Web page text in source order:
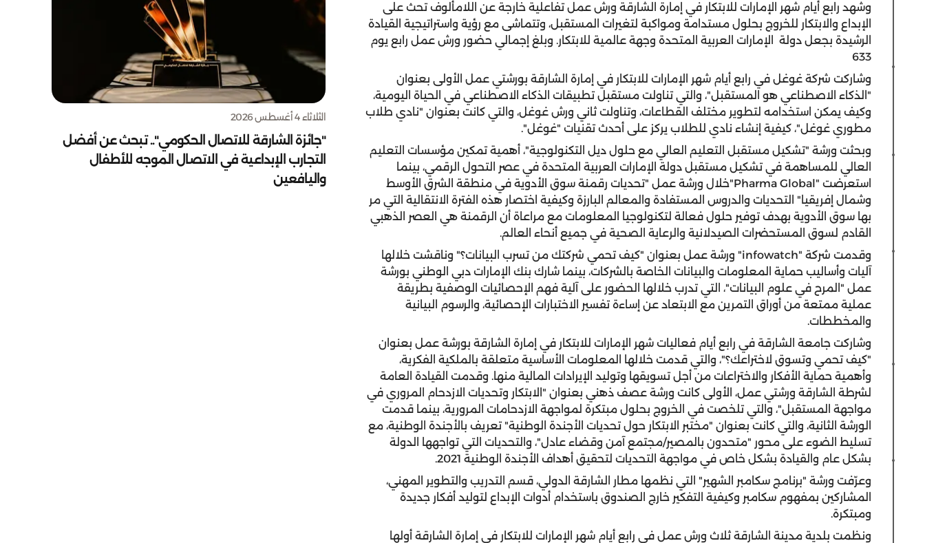
وشهد رابع أيام شهر الإمارات للابتكار في إمارة الشارقة ورش عمل تفاعلية خارجة عن اللامألوف تحث على
الإبداع والابتكار للخروج بحلول مستدامة ومواكبة لتغيرات المستقبل، وتتماشى مع رؤية واستراتيجية القيادة
الرشيدة بجعل دولة الإمارات العربية المتحدة وجهة عالمية للابتكار. وبلغ إجمالي حضور ورش عمل رابع يوم
633
وشاركت شركة غوغل في رابع أيام شهر الإمارات للابتكار في إمارة الشارقة بورشتي عمل الأولى بعنوان
"الذكاء الاصطناعي هو المستقبل"، والتي تناولت مستقبل تطبيقات الذكاء الاصطناعي في الحياة اليومية،
وكيف يمكن استخدامه لتطوير مختلف القطاعات، وتناولت ثاني ورش غوغل، والتي كانت بعنوان "نادي طلاب
مطوري غوغل"، كيفية إنشاء نادي للطلاب يركز على أحدث تقنيات "غوغل".
وبحثت ورشة "تشكيل مستقبل التعليم العالي مع حلول ديل التكنولوجية"، أهمية تمكين مؤسسات التعليم
العالي للمساهمة في تشكيل مستقبل دولة الإمارات العربية المتحدة في عصر التحول الرقمي، بينما
استعرضت "Pharma Global"خلال ورشة عمل "تحديات رقمنة سوق الأدوية في منطقة الشرق الأوسط
وشمال إفريقيا" التحديات والدروس المستفادة والمعالم البارزة وكيفية اختصار هذه الفترة الانتقالية التي مر
بها سوق الأدوية بهدف توفير حلول فعالة لتكنولوجيا المعلومات مع مراعاة أن الرقمنة هي العصر الذهبي
القادم لسوق المستحضرات الصيدلانية والرعاية الصحية في جميع أنحاء العالم.
وقدمت شركة "infowatch" ورشة عمل بعنوان "كيف تحمي شركتك من تسرب البيانات؟" وناقشت خلالها
آليات وأساليب حماية المعلومات والبيانات الخاصة بالشركات، بينما شارك بنك الإمارات دبي الوطني بورشة
عمل "المرح في علوم البيانات"، التي تدرب خلالها الحضور على آلية فهم الإحصائيات الوصفية بطريقة
عملية ممتعة من أوراق التمرين مع الابتعاد عن إساءة تفسير الاختبارات الإحصائية، والرسوم البيانية
والمخططات.
وشاركت جامعة الشارقة في رابع أيام فعاليات شهر الإمارات للابتكار في إمارة الشارقة بورشة عمل بعنوان
"كيف تحمي وتسوق لاختراعك؟"، والتي قدمت خلالها المعلومات الأساسية متعلقة بالملكية الفكرية،
وأهمية حماية الأفكار والاختراعات من أجل تسويقها وتوليد الإيرادات المالية منها. وقدمت القيادة العامة
لشرطة الشارقة ورشتي عمل، الأولى كانت ورشة عصف ذهني بعنوان "الابتكار وتحديات الازدحام المروري في
مواجهة المستقبل"، والتي تلخصت في الخروج بحلول مبتكرة لمواجهة الازدحامات المرورية، بينما قدمت
الورشة الثانية، والتي كانت بعنوان "مختبر الابتكار حول تحديات الأجندة الوطنية" تعريف بالأجندة الوطنية، مع
تسليط الضوء على محور "متحدون بالمصير/مجتمع آمن وقضاء عادل"، والتحديات التي تواجهها الدولة
بشكل عام والقيادة بشكل خاص في مواجهة التحديات لتحقيق أهداف الأجندة الوطنية 2021.
وعرّفت ورشة "برنامج سكامبر الشهير" التي نظمها مطار الشارقة الدولي، قسم التدريب والتطوير المهني،
المشاركين بمفهوم سكامبر وكيفية التفكير خارج الصندوق باستخدام أدوات الإبداع لتوليد أفكار جديدة
ومبتكرة.
ونظمت بلدية مدينة الشارقة ثلاث ورش عمل في رابع أيام شهر الإمارات للابتكار في إمارة الشارقة أولها
الثلاثاء 4 أغسطس 2026
"جائزة الشارقة للاتصال الحكومي".. تبحث عن أفضل
التجارب الإبداعية في الاتصال الموجه للأطفال
واليافعين